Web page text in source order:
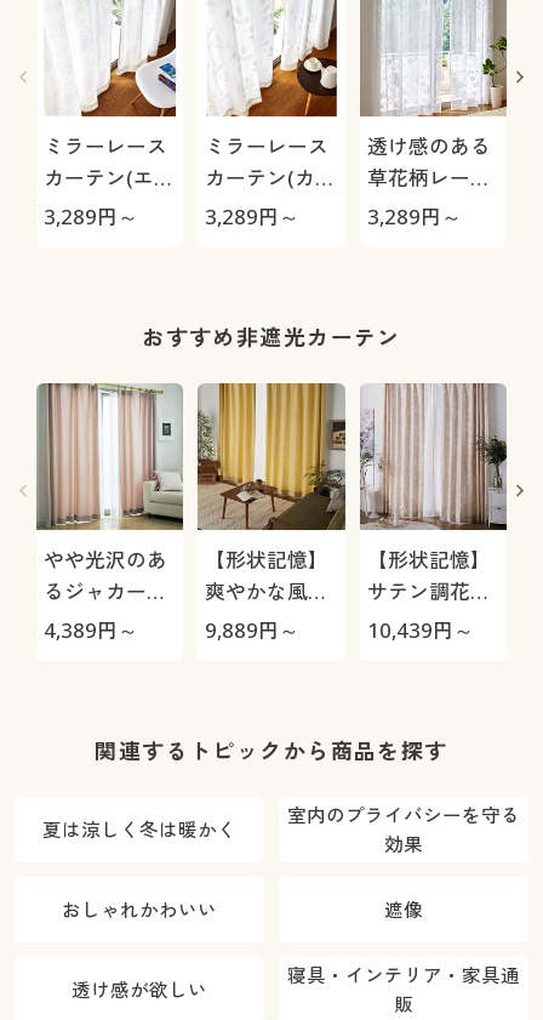
ミラーレース
カーテン(エレ
ガントフラワ
3,289円～
ミラーレース
カーテン(カジ
ュアルリーフ
3,289円～
透け感のある
草花柄レース
カーテン
3,289円～
おすすめ非遮光カーテン
やや光沢のあ
るジャカード
織カーテン
4,389円～
【形状記憶】
爽やかな風合
いの防炎無地
9,889円～
【形状記憶】
サテン調花柄
ジャカード織
ン
10,439円～
関連するトピックから商品を探す
夏は涼しく冬は暖かく
室内のプライバシーを守る
効果
おしゃれかわいい 遮像
透け感が欲しい
寝具・インテリア・家具通
販